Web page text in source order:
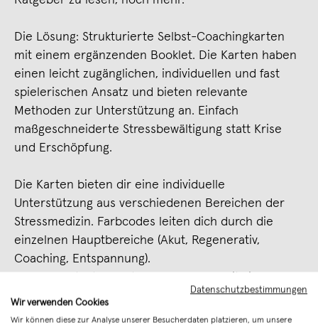
Die Lösung: Strukturierte Selbst-Coachingkarten
mit einem ergänzenden Booklet. Die Karten haben
einen leicht zugänglichen, individuellen und fast
spielerischen Ansatz und bieten relevante
Methoden zur Unterstützung an. Einfach
maßgeschneiderte Stressbewältigung statt Krise
und Erschöpfung.
Die Karten bieten dir eine individuelle
Unterstützung aus verschiedenen Bereichen der
Stressmedizin. Farbcodes leiten dich durch die
einzelnen Hauptbereiche (Akut, Regenerativ,
Coaching, Entspannung).
Jahren erfolgreich in der Praxis angewendet und
empfohlen.
Datenschutzbestimmungen
Wir verwenden Cookies
Wir können diese zur Analyse unserer Besucherdaten platzieren, um unsere